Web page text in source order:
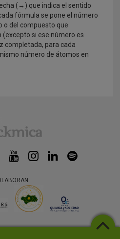
(→) que indica el sentido
fórmula se pone el número
o del compuesto que
(excepto si ese número es
completada, para cada
número de átomos en